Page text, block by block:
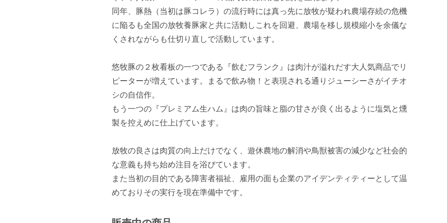
同年、豚熱（当初は豚コレラ）の流行時には真っ先に放牧が疑われ農場存続の危機
に陥るも全国の放牧養豚家と共に活動しこれを回避、農場を移し規模縮小を余儀な
くされながらも仕切り直しで活動しています。
悠牧豚の２枚看板の一つである『飲むフランク』は肉汁が溢れだす大人気商品でリ
ピーターが増えています。まるで飲み物！と表現される通りジューシーさがイチオ
シの自信作。
もう一つの『プレミアム生ハム』は肉の旨味と脂の甘さが良く出るように塩気と燻
製を控えめに仕上げています。
放牧の良さは肉質の向上だけでなく、遊休農地の解消や鳥獣被害の減少など社会的
な意義も持ち始め注目を浴びています。
また当初の目的である障害者福祉、雇用の面も企業のアイデンティティーとして温
めておりその実行を現在準備中です。